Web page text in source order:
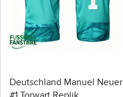
Deutschland Manuel Neuer